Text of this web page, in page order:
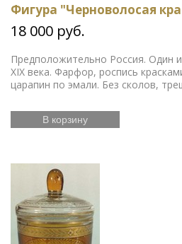
Фигура "Черноволосая
18 000 руб.
Предположительно Россия. Один
XIX века. Фарфор, роспись
царапин по эмали. Без сколов,
В корзину